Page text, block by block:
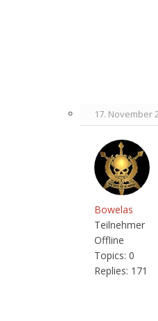
17. November
Bowelas
Teilnehmer
Offline
Topics: 0
Replies: 171